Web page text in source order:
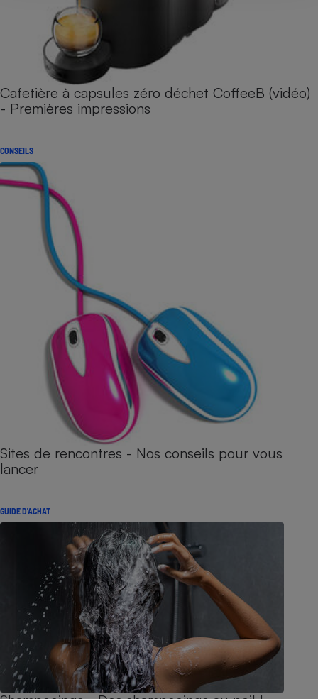
Cafetière à capsules zéro déchet CoffeeB (vidéo)
- Premières impressions
CONSEILS
Sites de rencontres - Nos conseils pour vous
lancer
GUIDE D'ACHAT